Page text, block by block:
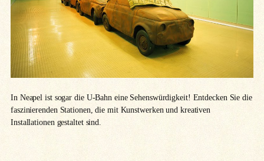
In Neapel ist sogar die U-Bahn eine Sehenswürdigkeit! Entdecken Sie die
faszinierenden Stationen, die mit Kunstwerken und kreativen
Installationen gestaltet sind.